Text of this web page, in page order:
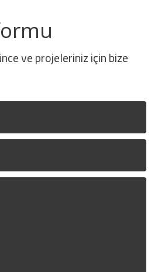
ve projeleriniz için bize